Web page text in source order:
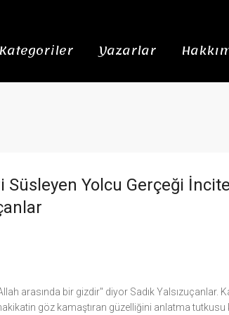
Yazarlar
Süsleyen Yolcu Gerçeği
arasında bir gizdir" diyor Sadık Yalsızuçanlar.
hakikatin göz kamaştıran güzelliğini anlatma